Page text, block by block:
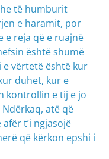
të humburit
e haramit, por
e reja që e ruajnë
është shumë
e vërtetë është kur
duhet, kur e
kontrollin e tij e jo
atë që
t’i ngjasojë
që kërkon epshi i